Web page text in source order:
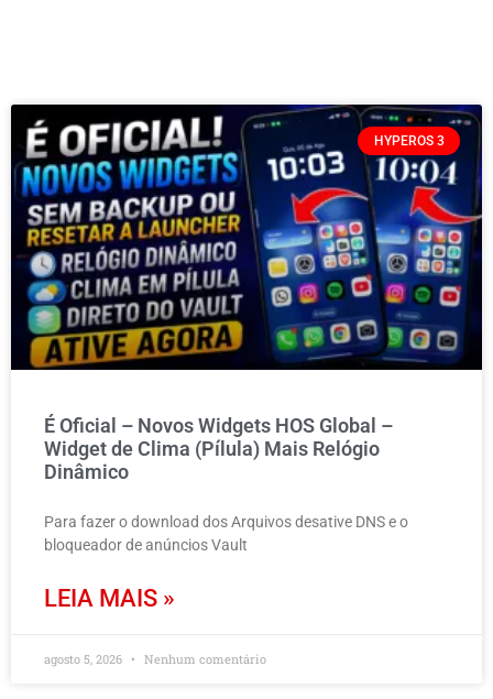
HYPEROS 3
É Oficial – Novos Widgets HOS Global –
Widget de Clima (Pílula) Mais Relógio
Dinâmico
Para fazer o download dos Arquivos desative DNS e o
bloqueador de anúncios Vault
LEIA MAIS »
agosto 5, 2026 Nenhum comentário